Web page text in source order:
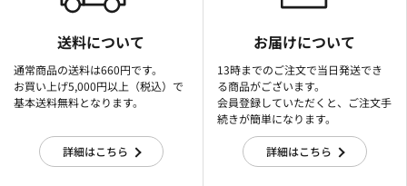
送料について
通常商品の送料は660円です。
お買い上げ5,000円以上（税込）で
基本送料無料となります。
詳細はこちら
お届けについて
13時までのご注文で当日発送でき
る商品がございます。
会員登録していただくと、ご注文手
続きが簡単になります。
詳細はこちら